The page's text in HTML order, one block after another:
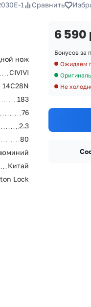
1 Сравнить
нож
CIVIVI
183
76
2.3
80
Китай
Lock
6 590
Бонусов за
Ожидаем
Не